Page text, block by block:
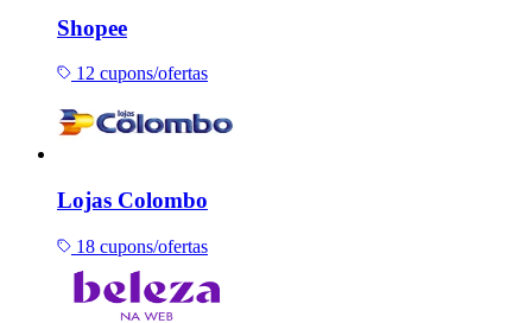
Shopee
12 cupons/ofertas
Lojas Colombo
18 cupons/ofertas